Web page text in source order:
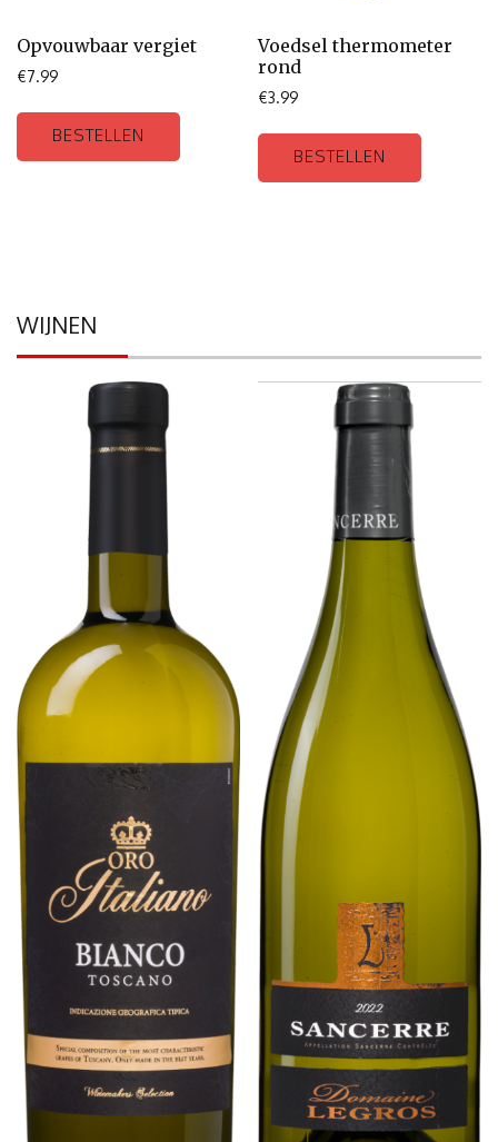
Opvouwbaar vergiet
€7.99
BESTELLEN
Voedsel thermometer
rond
€3.99
BESTELLEN
WIJNEN